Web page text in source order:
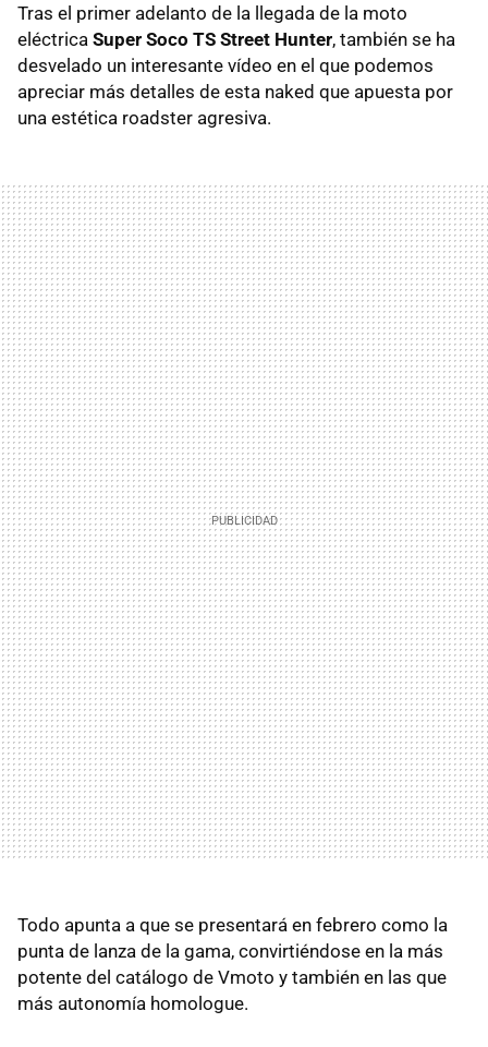
Tras el primer adelanto de la llegada de la moto
eléctrica Super Soco TS Street Hunter, también se ha
desvelado un interesante vídeo en el que podemos
apreciar más detalles de esta naked que apuesta por
una estética roadster agresiva.
Todo apunta a que se presentará en febrero como la
punta de lanza de la gama, convirtiéndose en la más
potente del catálogo de Vmoto y también en las que
más autonomía homologue.